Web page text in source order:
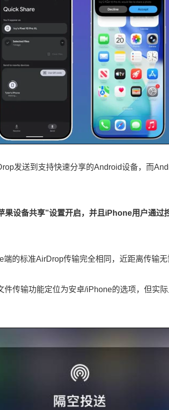
发送到支持快速分享的Android设备，而
果设备共享”设置开启，并且iPhone用户通
的标准AirDrop传输完全相同，近距离传输无
件传输功能定位为安卓/iPhone的选项，但实